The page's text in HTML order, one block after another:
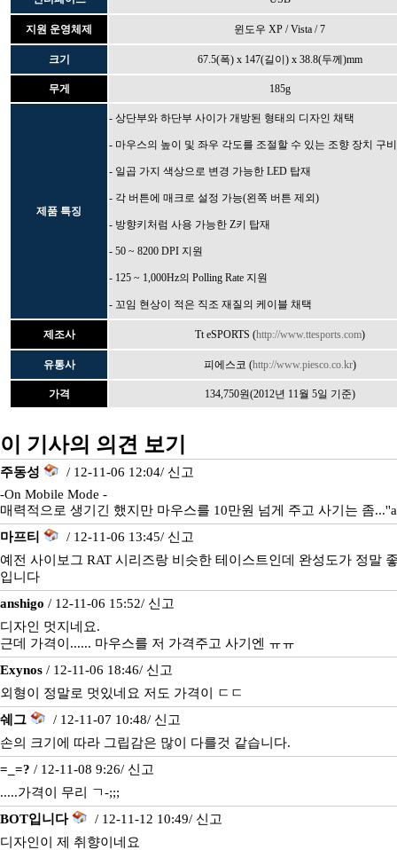
지원 운영체제 윈도우 XP / Vista / 7
크기 67.5(폭) x 147(길이) x 38.8(두께)mm
무게 185g
제품 특징
- 상단부와 하단부 사이가 개방된 형태의 디자인 채택
- 마우스의 높이 및 좌우 각도를 조절할 수 있는 조향 장치 구비
- 일곱 가지 색상으로 변경 가능한 LED 탑재
- 각 버튼에 매크로 설정 가능(왼쪽 버튼 제외)
- 방향키처럼 사용 가능한 Z키 탑재
- 50 ~ 8200 DPI 지원
- 125 ~ 1,000Hz의 Polling Rate 지원
- 꼬임 현상이 적은 직조 재질의 케이블 채택
제조사 Tt eSPORTS (http://www.ttesports.com)
유통사 피에스코 (http://www.piesco.co.kr)
가격 134,750원(2012년 11월 5일 기준)
이 기사의 의견 보기
주동성 / 12-11-06 12:04/ 신고
-On Mobile Mode -
매력적으로 생기긴 했지만 마우스를 10만원 넘게 주고 사기는 좀...''a
마프티
/ 12-11-06 13:45/ 신고
예전 사이보그 RAT 시리즈랑 비슷한 테이스트인데 완성도가 정말
입니다
anshigo / 12-11-06 15:52/ 신고
디자인 멋지네요.
근데 가격이...... 마우스를 저 가격주고 사기엔 ㅠㅠ
Exynos / 12-11-06 18:46/ 신고
외형이 정말로 멋있네요 저도 가격이 ㄷㄷ
쉐그
/ 12-11-07 10:48/ 신고
손의 크기에 따라 그립감은 많이 다를것 같습니다.
=_=? / 12-11-08 9:26/ 신고
.....가격이 무리 ㄱ-;;;
BOT입니다
/ 12-11-12 10:49/ 신고
디자인이 제 취향이네요